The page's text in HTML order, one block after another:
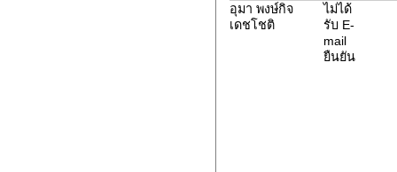
อุมา พงษ์กิจ
เดชโชติ
ไม่ได้
รับ E-
mail
ยืนยัน